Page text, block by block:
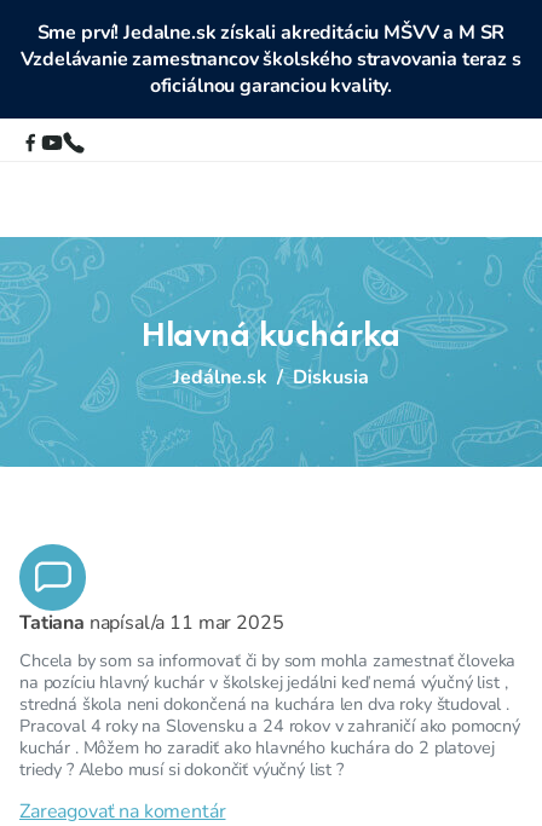
Sme prví! Jedalne.sk získali akreditáciu MŠVV a M SR
Vzdelávanie zamestnancov školského stravovania teraz s
oficiálnou garanciou kvality.
Hlavná kuchárka
Jedálne.sk / Diskusia
Tatiana napísal/a 11 mar 2025
Chcela by som sa informovať či by som mohla zamestnať človeka
na pozíciu hlavný kuchár v školskej jedálni keď nemá výučný list ,
stredná škola neni dokončená na kuchára len dva roky študoval .
Pracoval 4 roky na Slovensku a 24 rokov v zahraničí ako pomocný
kuchár . Môžem ho zaradiť ako hlavného kuchára do 2 platovej
triedy ? Alebo musí si dokončiť výučný list ?
Zareagovať na komentár